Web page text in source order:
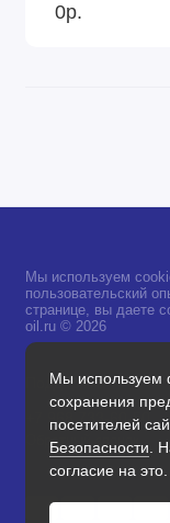
0р.
Мы используем
сохранения
посетителей
Безопасности .
согласие на это.
Мы используем
пользовательский
странице, вы даете
oil.ru © 2026
Поддержка
+7 968 733-60-50
Обратный звонок